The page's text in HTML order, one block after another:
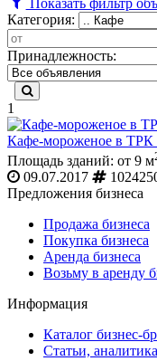
Категория:
Принадлежность:
1
Кафе-мороженое в ТРК
Площадь зданий: от 9 м
09.07.2017
Предложения бизнеса
Продажа бизнеса
Покупка бизнеса
Аренда бизнеса
Возьму в аренду
Информация
Каталог бизнес-
Статьи, аналитика